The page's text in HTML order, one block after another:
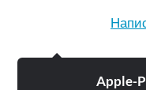
Apple-